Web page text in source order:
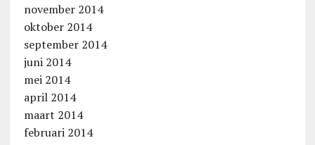
november 2014
oktober 2014
september 2014
juni 2014
mei 2014
april 2014
maart 2014
februari 2014